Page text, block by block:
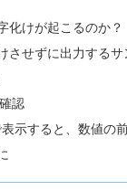
化けが起こるのか？
させずに出力するサ
認
示すると、数値の